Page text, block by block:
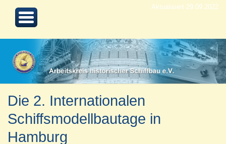
Aktualisiert 29.09.2022
Die 2. Internationalen
Schiffsmodellbautage in
Hamburg